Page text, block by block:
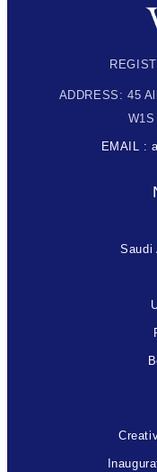
ADDRESS: 45
EMAIL :
Saudi